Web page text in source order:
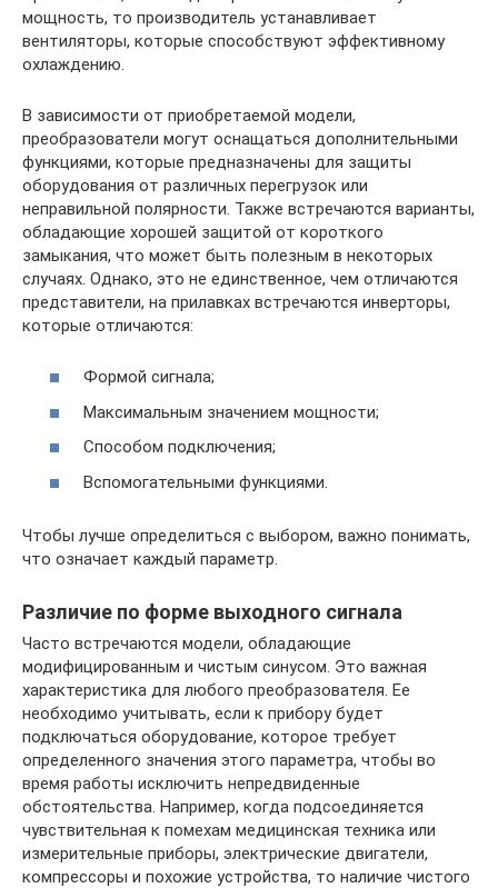
мощность, то производитель устанавливает
вентиляторы, которые способствуют эффективному
охлаждению.
В зависимости от приобретаемой модели,
преобразователи могут оснащаться дополнительными
функциями, которые предназначены для защиты
оборудования от различных перегрузок или
неправильной полярности. Также встречаются варианты,
обладающие хорошей защитой от короткого
замыкания, что может быть полезным в некоторых
случаях. Однако, это не единственное, чем отличаются
представители, на прилавках встречаются инверторы,
которые отличаются:
Формой сигнала;
Максимальным значением мощности;
Способом подключения;
Вспомогательными функциями.
Чтобы лучше определиться с выбором, важно понимать,
что означает каждый параметр.
Различие по форме выходного сигнала
Часто встречаются модели, обладающие
модифицированным и чистым синусом. Это важная
характеристика для любого преобразователя. Ее
необходимо учитывать, если к прибору будет
подключаться оборудование, которое требует
определенного значения этого параметра, чтобы во
время работы исключить непредвиденные
обстоятельства. Например, когда подсоединяется
чувствительная к помехам медицинская техника или
измерительные приборы, электрические двигатели,
компрессоры и похожие устройства, то наличие чистого